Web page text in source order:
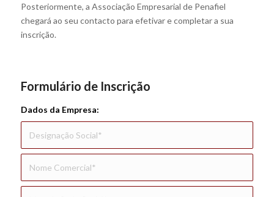
Posteriormente, a Associação Empresarial de Penafiel
chegará ao seu contacto para efetivar e completar a sua
inscrição.
Formulário de Inscrição
Dados da Empresa: